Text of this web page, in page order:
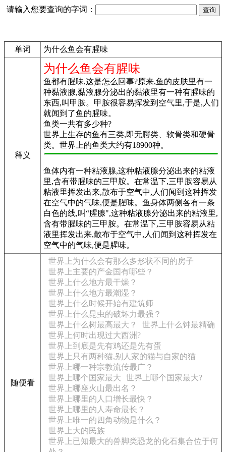
请输入您要查询的字词：
单词 为什么鱼会有腥味
释义
为什么鱼会有腥味
鱼都有腥味,这是怎么回事?原来,鱼的皮肤里有一
种黏液腺,黏液腺分泌出的黏液里有一种有腥味的
东西,叫甲胺。甲胺很容易挥发到空气里,于是,人们
就闻到了鱼的腥味。
鱼类一共有多少种?
世界上生存的鱼有三类,即无腭类、软骨类和硬骨
类。世界上的鱼类大约有18900种。
鱼体内有一种粘液腺,这种粘液腺分泌出来的粘液
里,含有带腥味的三甲胺。在常温下,三甲胺容易从
粘液里挥发出来,散布于空气中,人们闻到这种挥发
在空气中的气味,便是腥味。鱼身体两侧各有一条
白色的线,叫“腥腺",这种粘液腺分泌出来的粘液里,
含有带腥味的三甲胺。在常温下,三甲胺容易从粘
液里挥发出来,散布于空气中,人们闻到这种挥发在
空气中的气味,便是腥味。
随便看
世界上为什么会有那么多形状不同的房子
世界上主要的产金国有哪些？
世界上什么地方最干燥？
世界上什么地方最潮湿？
世界上什么时候开始有建筑师
世界上什么昆虫的破坏力最强？
世界上什么树最高最大？
世界上什么钟最精确
世界上何时出现过大西洲?
世界上到底是先有鸡还是先有蛋
世界上只有两种猫,别人家的猫与自家的猫
世界上哪一种宗教流传最广？
世界上哪个国家最大
世界上哪个国家最大?
世界上哪座火山最出名？
世界上哪里的人口增长最快？
世界上哪里的人寿命最长？
世界上唯一的四角动物是什么？
世界上大的民族
世界上已知最大的兽脚类恐龙的化石集合位于何